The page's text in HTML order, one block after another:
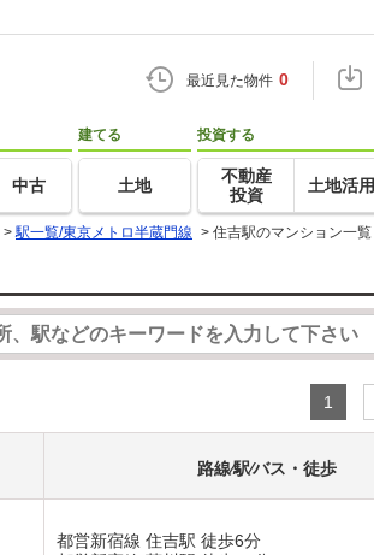
最近見た物件 0
中古
建てる
土地
投資する
不動産
投資
土地活用
> 駅一覧/東京メトロ半蔵門線 > 住吉駅のマンション一覧
1
路線⁄駅⁄バス・徒歩
都営新宿線 住吉駅 徒歩6分